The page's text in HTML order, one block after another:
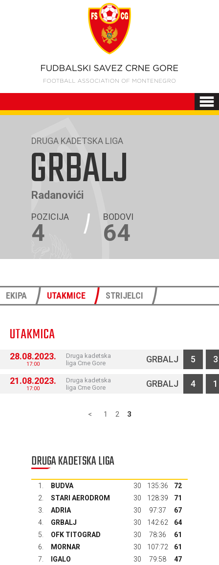
DRUGA KADETSKA LIGA
GRBALJ
Radanovići
POZICIJA
4
BODOVI
64
EKIPA UTAKMICE STRIJELCI
UTAKMICA
28.08.2023.
17:00
Druga kadetska
liga Crne Gore
GRBALJ 5 3
21.08.2023.
17:00
Druga kadetska
liga Crne Gore
GRBALJ 4 1
< 1 2 3
DRUGA KADETSKA LIGA
1. BUDVA 30 135:36
72
2.
STARI AERODROM 30 128:39
71
3.
ADRIA 30 97:37
67
4.
GRBALJ 30 142:62
64
5.
OFK TITOGRAD 30 78:36
61
6.
MORNAR 30 107:72
61
7.
IGALO 30 79:58
47